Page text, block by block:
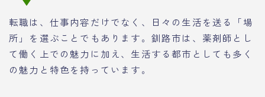
転職は、仕事内容だけでなく、日々の生活を送る「場
所」を選ぶことでもあります。釧路市は、薬剤師とし
て働く上での魅力に加え、生活する都市としても多く
の魅力と特色を持っています。